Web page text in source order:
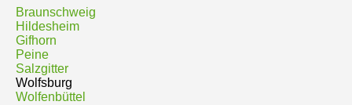
Braunschweig
Hildesheim
Gifhorn
Peine
Salzgitter
Wolfsburg
Wolfenbüttel